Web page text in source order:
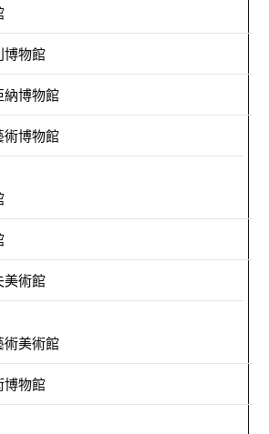
博物館
納博物館
術博物館
美術館
術美術館
博物館